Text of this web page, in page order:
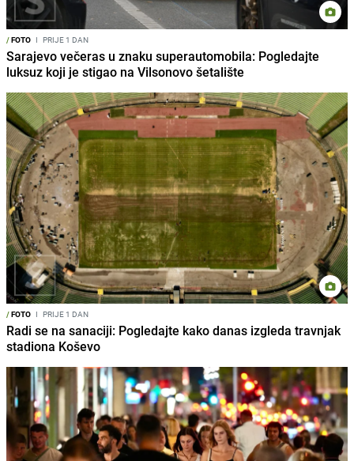
/FOTO I PRIJE 1 DAN
Sarajevo večeras u znaku superautomobila: Pogledajte
luksuz koji je stigao na Vilsonovo šetalište
/FOTO I PRIJE 1 DAN
Radi se na sanaciji: Pogledajte kako danas izgleda travnjak
stadiona Koševo